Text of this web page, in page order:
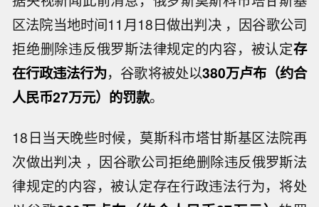
区法院当地时间11月18日做出判决 ，因谷歌公司
拒绝删除违反俄罗斯法律规定的内容，被认定存
在行政违法行为，谷歌将被处以380万卢布（约合
人民币27万元）的罚款。
18日当天晚些时候，莫斯科市塔甘斯基区法院再
次做出判决 ，因谷歌公司拒绝删除违反俄罗斯法
律规定的内容，被认定存在行政违法行为，将处